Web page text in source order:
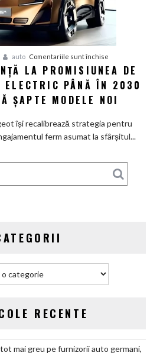
de
auto Comentariile sunt închise
Peugeot
renunță
la
de
a
electric
până
modele
LA PROMISIUNEA DE
PÂNĂ ÎN 2030
ȘAPTE MODELE NOI
își recalibrează strategia pentru
ferm asumat la sfârșitul...
RECENTE
mai greu pe furnizorii auto germani,